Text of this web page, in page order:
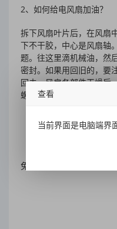
2、如何给电风扇加油？
拆下风扇叶片后，在风扇
下不干胶，中心是风扇轴
题。往这里滴机械油，然
密封。如果用回旧的，要
回去。风扇各部件干燥后
螺钉。通电试验能否正常旋
(点击图片免费申请
注意风
免风叶变形和振动。你学
查看
当前界面是电脑端界